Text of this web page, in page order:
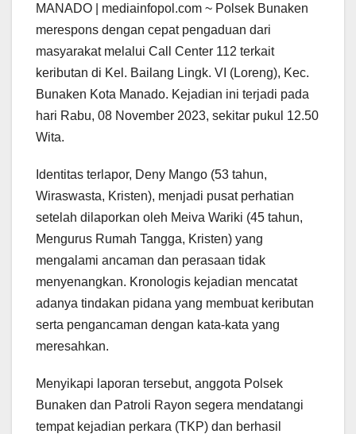
MANADO | mediainfopol.com ~ Polsek Bunaken
merespons dengan cepat pengaduan dari
masyarakat melalui Call Center 112 terkait
keributan di Kel. Bailang Lingk. VI (Loreng), Kec.
Bunaken Kota Manado. Kejadian ini terjadi pada
hari Rabu, 08 November 2023, sekitar pukul 12.50
Wita.
Identitas terlapor, Deny Mango (53 tahun,
Wiraswasta, Kristen), menjadi pusat perhatian
setelah dilaporkan oleh Meiva Wariki (45 tahun,
Mengurus Rumah Tangga, Kristen) yang
mengalami ancaman dan perasaan tidak
menyenangkan. Kronologis kejadian mencatat
adanya tindakan pidana yang membuat keributan
serta pengancaman dengan kata-kata yang
meresahkan.
Menyikapi laporan tersebut, anggota Polsek
Bunaken dan Patroli Rayon segera mendatangi
tempat kejadian perkara (TKP) dan berhasil